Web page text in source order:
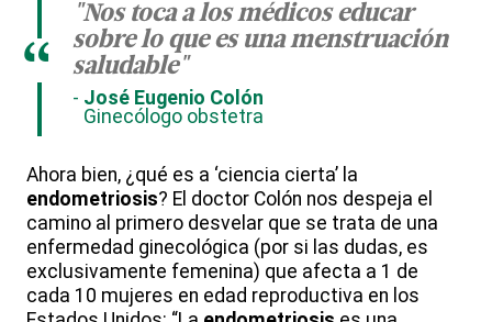
"Nos toca a los médicos educar
sobre lo que es una menstruación
saludable"
José Eugenio Colón
Ginecólogo obstetra
“
Ahora bien, ¿qué es a ‘ciencia cierta’ la
endometriosis? El doctor Colón nos despeja el
camino al primero desvelar que se trata de una
enfermedad ginecológica (por si las dudas, es
exclusivamente femenina) que afecta a 1 de
cada 10 mujeres en edad reproductiva en los